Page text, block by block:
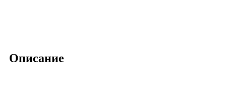
Описание